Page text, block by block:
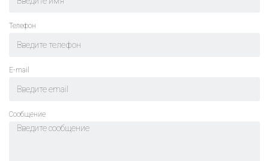
Телефон
E-mail
Cообщение